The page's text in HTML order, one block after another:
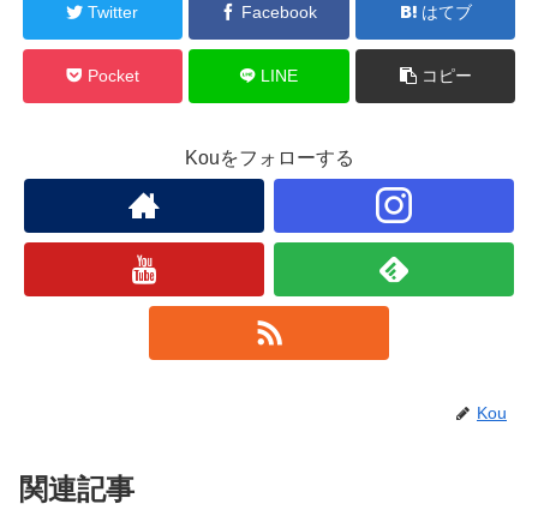
Twitter Facebook はてブ
Pocket LINE コピー
Kouをフォローする
Kou
関連記事